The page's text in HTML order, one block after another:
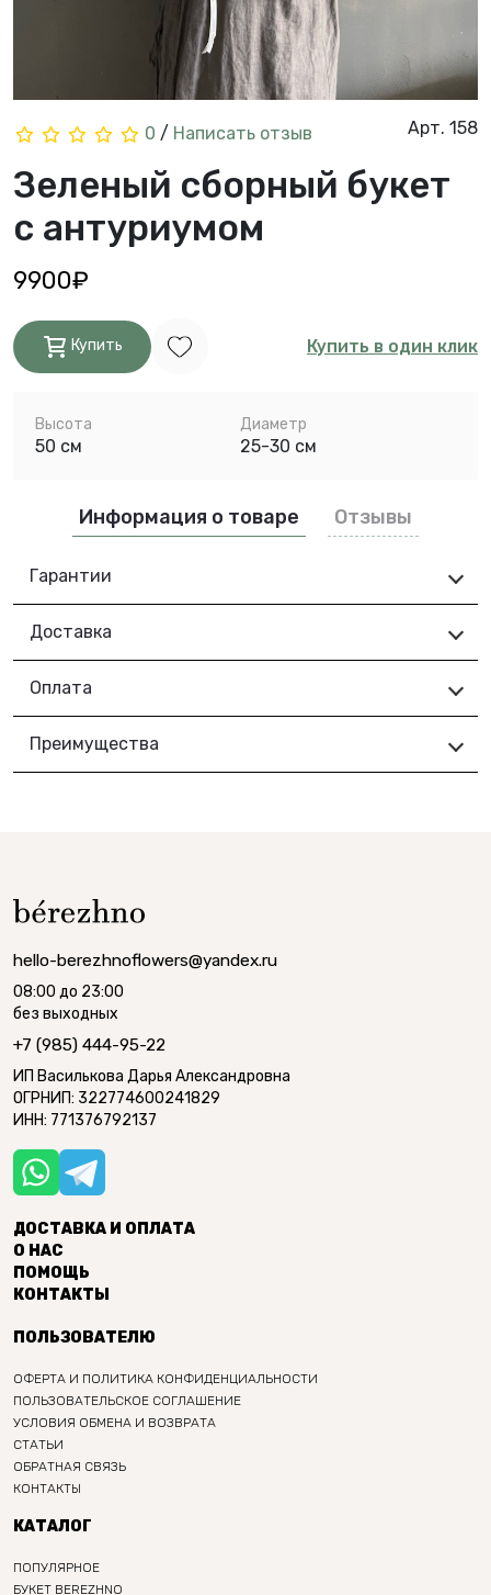
0 / Написать отзыв Арт. 158
Зеленый сборный букет
с антуриумом
9900₽
Купить Купить в один клик
Высота
50 см
Диаметр
25-30 см
Информация о товаре Отзывы
Гарантии
Доставка
Оплата
Преимущества
hello-berezhnoflowers@yandex.ru
08:00 до 23:00
без выходных
+7 (985) 444-95-22
ИП Василькова Дарья Александровна
ОГРНИП: 322774600241829
ИНН: 771376792137
ДОСТАВКА И ОПЛАТА
О НАС
ПОМОЩЬ
КОНТАКТЫ
ПОЛЬЗОВАТЕЛЮ
ОФЕРТА И ПОЛИТИКА КОНФИДЕНЦИАЛЬНОСТИ
ПОЛЬЗОВАТЕЛЬСКОЕ СОГЛАШЕНИЕ
УСЛОВИЯ ОБМЕНА И ВОЗВРАТА
СТАТЬИ
ОБРАТНАЯ СВЯЗЬ
КОНТАКТЫ
КАТАЛОГ
ПОПУЛЯРНОЕ
БУКЕТ BEREZHNO